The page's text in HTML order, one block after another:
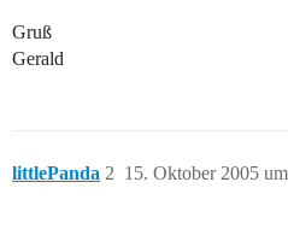
Gruß
Gerald
littlePanda 15. Oktober 2005
2